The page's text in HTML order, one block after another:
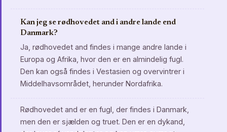
Kan jeg se rødhovedet and i andre lande end
Danmark?
Ja, rødhovedet and findes i mange andre lande i
Europa og Afrika, hvor den er en almindelig fugl.
Den kan også findes i Vestasien og overvintrer i
Middelhavsområdet, herunder Nordafrika.
Rødhovedet and er en fugl, der findes i Danmark,
men den er sjælden og truet. Den er en dykand,